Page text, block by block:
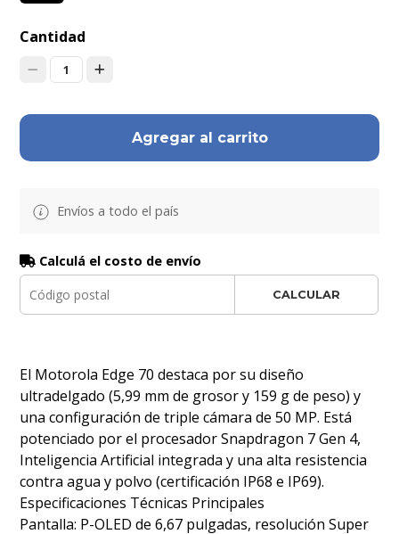
Cantidad
1
Agregar al carrito
Envíos a todo el país
Calculá el costo de envío
CALCULAR
El Motorola Edge 70 destaca por su diseño
ultradelgado (5,99 mm de grosor y 159 g de peso) y
una configuración de triple cámara de 50 MP. Está
potenciado por el procesador Snapdragon 7 Gen 4,
Inteligencia Artificial integrada y una alta resistencia
contra agua y polvo (certificación IP68 e IP69).
Especificaciones Técnicas Principales
Pantalla: P-OLED de 6,67 pulgadas, resolución Super